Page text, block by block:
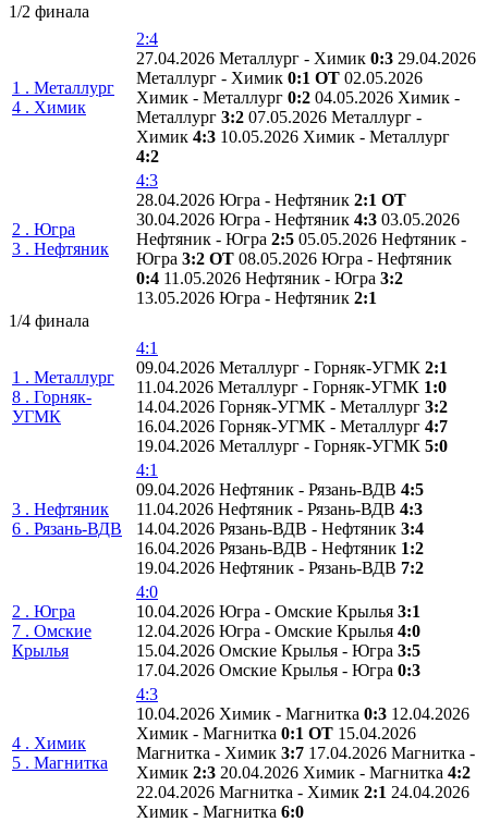
1/2 финала
1 . Металлург
4 . Химик
2:4
27.04.2026 Металлург - Химик 0:3 29.04.2026
Металлург - Химик 0:1 ОТ 02.05.2026
Химик - Металлург 0:2 04.05.2026 Химик -
Металлург 3:2 07.05.2026 Металлург -
Химик 4:3 10.05.2026 Химик - Металлург
4:2
2 . Югра
3 . Нефтяник
4:3
28.04.2026 Югра - Нефтяник 2:1 ОТ
30.04.2026 Югра - Нефтяник 4:3 03.05.2026
Нефтяник - Югра 2:5 05.05.2026 Нефтяник -
Югра 3:2 ОТ 08.05.2026 Югра - Нефтяник
0:4 11.05.2026 Нефтяник - Югра 3:2
13.05.2026 Югра - Нефтяник 2:1
1/4 финала
1 . Металлург
8 . Горняк-
УГМК
4:1
09.04.2026 Металлург - Горняк-УГМК 2:1
11.04.2026 Металлург - Горняк-УГМК 1:0
14.04.2026 Горняк-УГМК - Металлург 3:2
16.04.2026 Горняк-УГМК - Металлург 4:7
19.04.2026 Металлург - Горняк-УГМК 5:0
3 . Нефтяник
6 . Рязань-ВДВ
4:1
09.04.2026 Нефтяник - Рязань-ВДВ 4:5
11.04.2026 Нефтяник - Рязань-ВДВ 4:3
14.04.2026 Рязань-ВДВ - Нефтяник 3:4
16.04.2026 Рязань-ВДВ - Нефтяник 1:2
19.04.2026 Нефтяник - Рязань-ВДВ 7:2
2 . Югра
7 . Омские
Крылья
4:0
10.04.2026 Югра - Омские Крылья 3:1
12.04.2026 Югра - Омские Крылья 4:0
15.04.2026 Омские Крылья - Югра 3:5
17.04.2026 Омские Крылья - Югра 0:3
4 . Химик
5 . Магнитка
4:3
10.04.2026 Химик - Магнитка 0:3 12.04.2026
Химик - Магнитка 0:1 ОТ 15.04.2026
Магнитка - Химик 3:7 17.04.2026 Магнитка -
Химик 2:3 20.04.2026 Химик - Магнитка 4:2
22.04.2026 Магнитка - Химик 2:1 24.04.2026
Химик - Магнитка 6:0